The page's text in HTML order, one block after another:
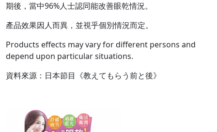
期後，當中96%人士認同能改善眼乾情況。
產品效果因人而異，並視乎個別情況而定。
Products effects may vary for different persons and
depend upon particular situations.
資料來源：日本節目《教えてもらう前と後》